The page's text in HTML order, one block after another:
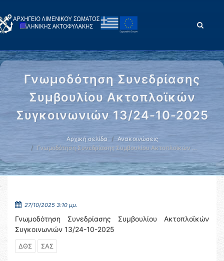
Γνωμοδότηση Συνεδρίασης
Συμβουλίου Ακτοπλοϊκών
Συγκοινωνιών 13/24-10-2025
Αρχική σελίδα
Ανακοινώσεις
Γνωμοδότηση Συνεδρίασης Συμβουλίου Ακτοπλοϊκών …
27/10/2025 3:10 μμ.
Γνωμοδότηση Συνεδρίασης Συμβουλίου Ακτοπλοϊκών
Συγκοινωνιών 13/24-10-2025
ΔΘΣ ΣΑΣ